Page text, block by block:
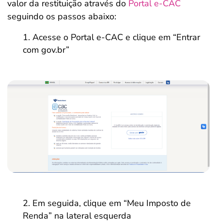
valor da restituição através do Portal e-CAC
seguindo os passos abaixo:
Acesse o Portal e-CAC e clique em “Entrar
com gov.br”
Em seguida, clique em “Meu Imposto de
Renda” na lateral esquerda